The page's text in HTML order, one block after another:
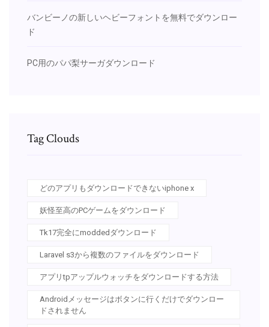
バンビーノの新しいヘビーフォントを無料でダウンロー
ド
PC用のパパ梨サーガダウンロード
Tag Clouds
どのアプリもダウンロードできないiphone x
妖怪至高のPCゲームをダウンロード
Tk17完全にmoddedダウンロード
Laravel s3から複数のファイルをダウンロード
アプリtpアップルウォッチをダウンロードする方法
Androidメッセージはボタンに行くだけでダウンロー
ドされません